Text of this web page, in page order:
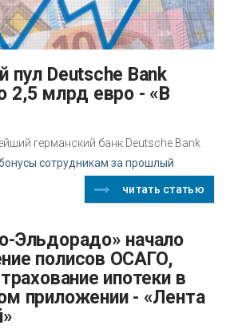
2,5 млрд евро - «В
германский банк Deutsche Bank
сотрудникам за прошлый
читать статью
полисов ОСАГО,
ипотеки в
приложении - «Лента